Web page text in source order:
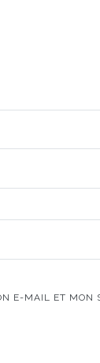
E-MAIL ET MON